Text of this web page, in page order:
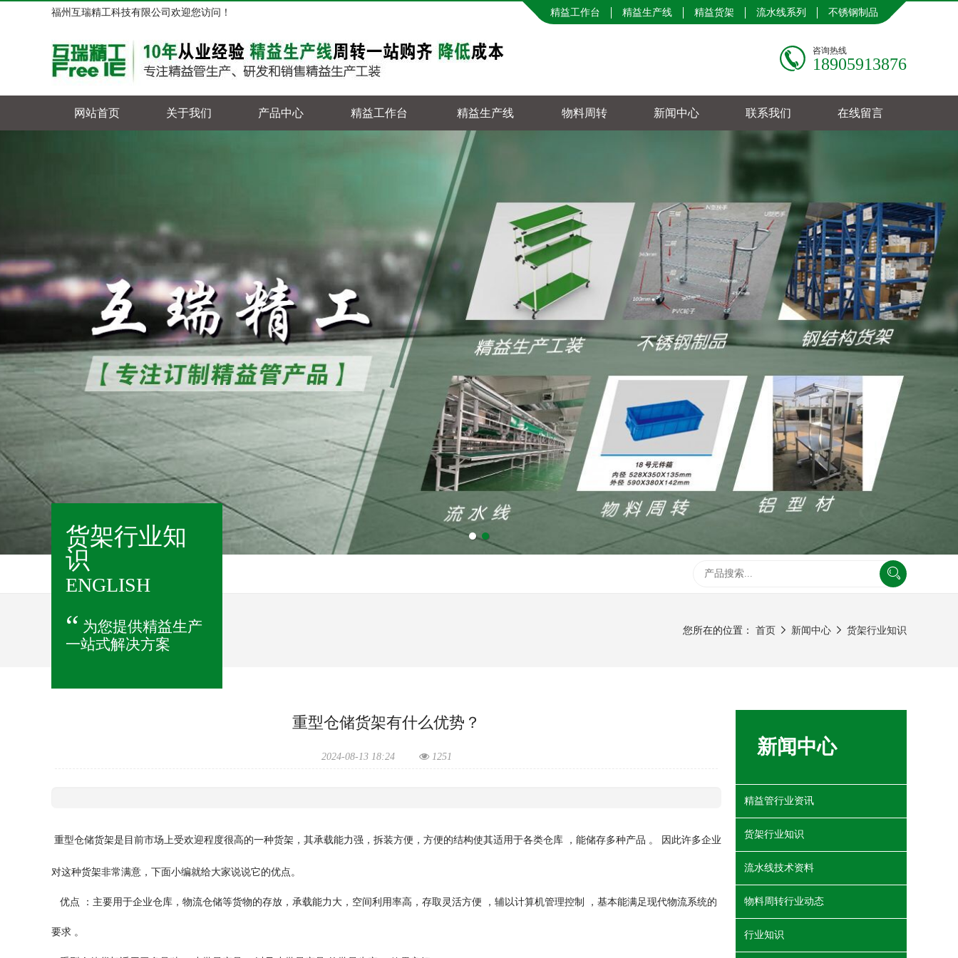
福州互瑞精工科技有限公司欢迎您访问！ 精益工作台 精益生产线 精益货架 流水线系列 不锈钢制品
咨询热线
18905913876
网站首页 关于我们 产品中心 精益工作台 精益生产线 物料周转 新闻中心 联系我们 在线留言
货架行业知
识
ENGLISH
“ 为您提供精益生产
一站式解决方案
您所在的位置： 首页 新闻中心 货架行业知识
重型仓储货架有什么优势？
2024-08-13 18:24 1251
重型仓储货架是目前市场上受欢迎程度很高的一种货架，其承载能力强，拆装方便，方便的结构使其适用于各类仓库 ，能储存多种产品 。 因此许多企业
对这种货架非常满意，下面小编就给大家说说它的优点。
优点 ：主要用于企业仓库，物流仓储等货物的存放，承载能力大，空间利用率高，存取灵活方便 ，辅以计算机管理控制 ，基本能满足现代物流系统的
要求 。
新闻中心
精益管行业资讯
货架行业知识
流水线技术资料
物料周转行业动态
行业知识